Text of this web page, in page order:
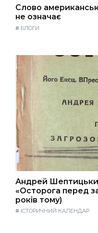
Слово
не означає
# БЛОГИ
Андрей
«Осторога перед
років тому)
# ІСТОРИЧНИЙ КАЛЕНДАР